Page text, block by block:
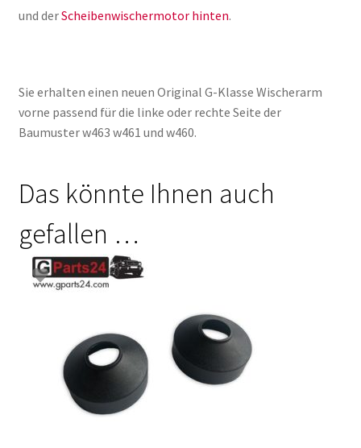
und derScheibenwischermotor hinten.
Sie erhalten einen neuen Original G-Klasse Wischerarm
vorne passend für die linke oder rechte Seite der
Baumuster w463 w461 und w460.
Das könnte Ihnen auch
gefallen …